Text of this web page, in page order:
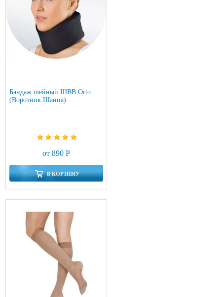
Бандаж шейный ШВВ Orto
(Воротник Шанца)
от 890 Р
В КОРЗИНУ